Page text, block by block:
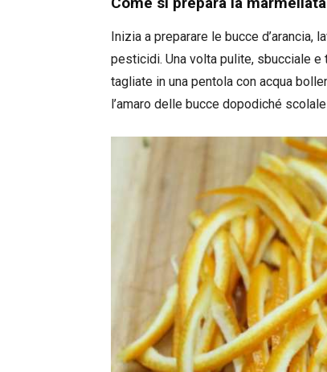
Inizia a preparare le bucce d’arancia,
pesticidi. Una volta pulite, sbucciale
tagliate in una pentola con acqua
l’amaro delle bucce dopodiché